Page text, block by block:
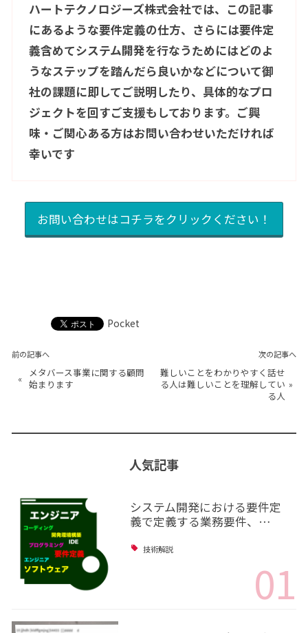
ハートテクノロジーズ株式会社では、この記事
にあるような要件定義の仕方、さらには要件定
義含めてシステム開発を行なうためにはどのよ
うなステップを踏んだら良いかなどについて御
社の課題に即してご説明したり、具体的なプロ
ジェクトを回すご支援もしております。ご興
味・ご関心ある方はお問い合わせいただければ
幸いです
お問い合わせはコチラをクリックください！
Pocket
前の記事へ
« メタバース事業に関する顧問
始まります
次の記事へ
難しいことをわかりやすく話せ
る人は難しいことを理解してい
る人
»
人気記事
システム開発における要件定
義で定義する業務要件、…
技術解説
01